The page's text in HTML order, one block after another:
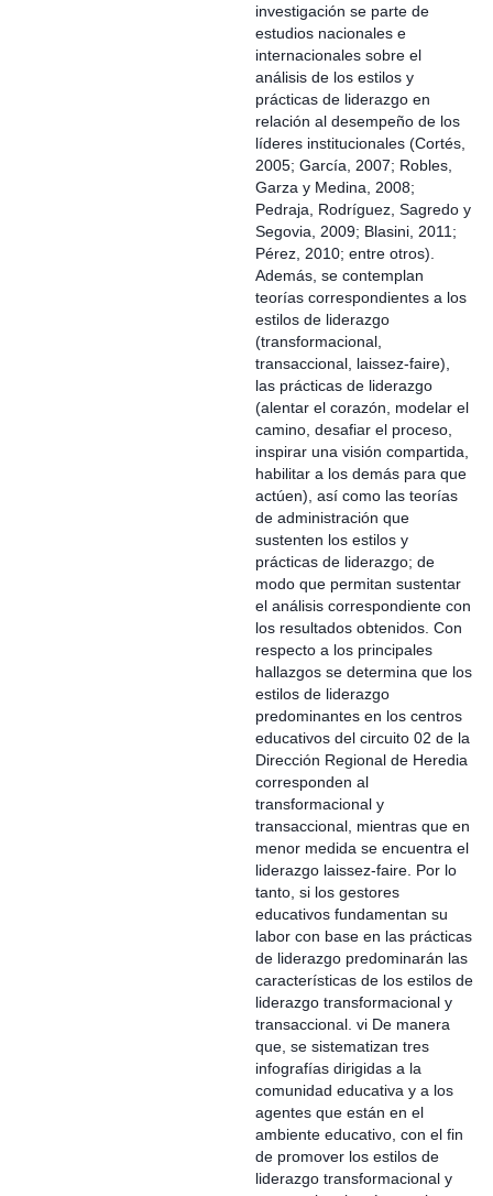
investigación se parte de
estudios nacionales e
internacionales sobre el
análisis de los estilos y
prácticas de liderazgo en
relación al desempeño de los
líderes institucionales (Cortés,
2005; García, 2007; Robles,
Garza y Medina, 2008;
Pedraja, Rodríguez, Sagredo y
Segovia, 2009; Blasini, 2011;
Pérez, 2010; entre otros).
Además, se contemplan
teorías correspondientes a los
estilos de liderazgo
(transformacional,
transaccional, laissez-faire),
las prácticas de liderazgo
(alentar el corazón, modelar el
camino, desafiar el proceso,
inspirar una visión compartida,
habilitar a los demás para que
actúen), así como las teorías
de administración que
sustenten los estilos y
prácticas de liderazgo; de
modo que permitan sustentar
el análisis correspondiente con
los resultados obtenidos. Con
respecto a los principales
hallazgos se determina que los
estilos de liderazgo
predominantes en los centros
educativos del circuito 02 de la
Dirección Regional de Heredia
corresponden al
transformacional y
transaccional, mientras que en
menor medida se encuentra el
liderazgo laissez-faire. Por lo
tanto, si los gestores
educativos fundamentan su
labor con base en las prácticas
de liderazgo predominarán las
características de los estilos de
liderazgo transformacional y
transaccional. vi De manera
que, se sistematizan tres
infografías dirigidas a la
comunidad educativa y a los
agentes que están en el
ambiente educativo, con el fin
de promover los estilos de
liderazgo transformacional y